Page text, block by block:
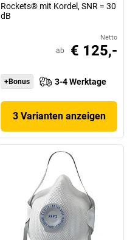
Rockets® mit Kordel, SNR = 30
dB
Netto
ab € 125,-
+Bonus 3-4 Werktage
3 Varianten anzeigen